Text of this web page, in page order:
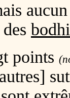
points